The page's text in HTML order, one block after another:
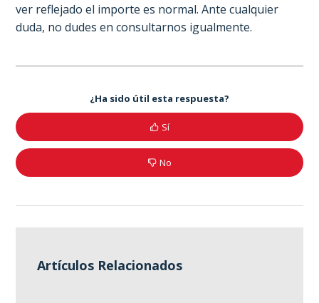
ver reflejado el importe es normal. Ante cualquier
duda, no dudes en consultarnos igualmente.
¿Ha sido útil esta respuesta?
Sí
No
Artículos Relacionados